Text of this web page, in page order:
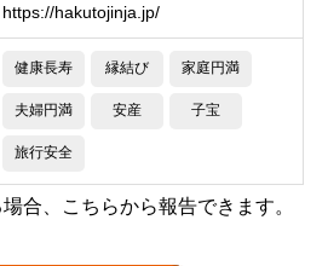
https://hakutojinja.jp/
健康長寿 縁結び 家庭円満
夫婦円満 安産 子宝
旅行安全
合、こちらから報告できます。